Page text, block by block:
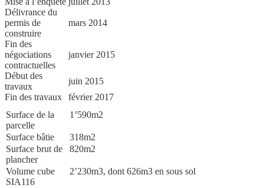
Délivrance du
permis de
construire
mars 2014
Fin des
négociations
contractuelles
janvier 2015
Début des
travaux
juin 2015
Fin des travaux
février 2017
Surface de la
parcelle
1’590m2
Surface bâtie
318m2
Surface brut de
plancher
820m2
Volume cube
SIA116
2’230m3, dont 626m3 en sous sol